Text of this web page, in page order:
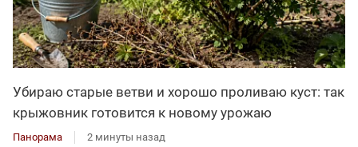
Убираю старые ветви и хорошо проливаю куст: так
крыжовник готовится к новому урожаю
Панорама 2 минуты назад